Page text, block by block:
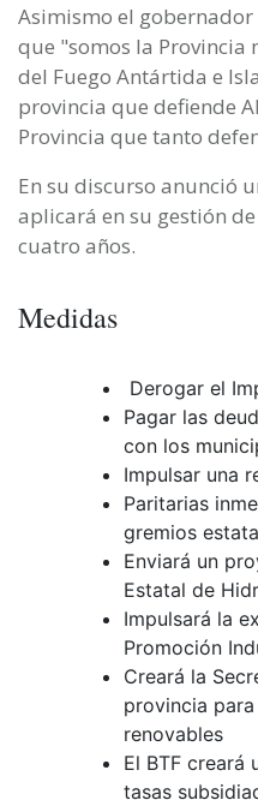
Asimismo el
que "somos la Provincia
del Fuego Antártida e
provincia que defiende
Provincia que tanto
En su discurso anunció
aplicará en su gestión
cuatro años.
Medidas
Derogar el
Pagar las
con los
Impulsar una
Paritarias
gremios
Enviará un
Estatal de
Impulsará la
Promoción
Creará la
provincia
renovables
El BTF creará
tasas